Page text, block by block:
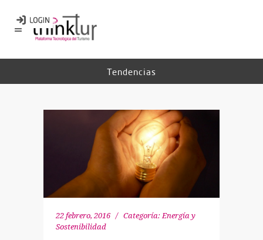
Tendencias
22 febrero, 2016 Categoría: Energía y
Sostenibilidad